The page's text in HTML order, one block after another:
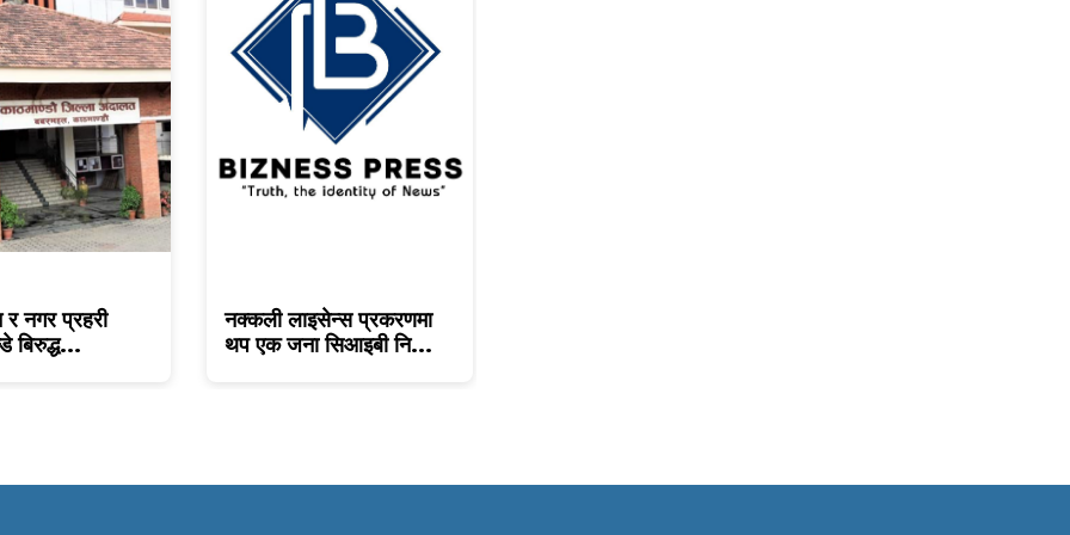
नगर प्रहरी
बिरुद्ध...
नक्कली लाइसेन्स प्रकरणमा
थप एक जना सिआइबी नि...